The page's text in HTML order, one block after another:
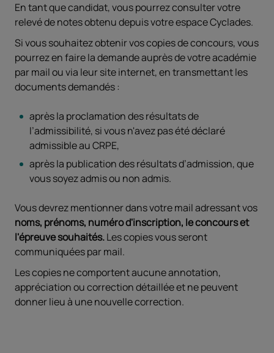
En tant que candidat, vous pourrez consulter votre
relevé de notes obtenu depuis votre espace Cyclades.
Si vous souhaitez obtenir vos copies de concours, vous
pourrez en faire la demande auprès de votre académie
par mail ou via leur site internet, en transmettant les
documents demandés :
après la proclamation des résultats de
l’admissibilité, si vous n'avez pas été déclaré
admissible au CRPE,
après la publication des résultats d’admission, que
vous soyez admis ou non admis.
Vous devrez mentionner dans votre mail adressant vos
noms, prénoms, numéro d'inscription, le concours et
l'épreuve souhaités.Les copies vous seront
communiquées par mail.
Les copies ne comportent aucune annotation,
appréciation ou correction détaillée et ne peuvent
donner lieu à une nouvelle correction.